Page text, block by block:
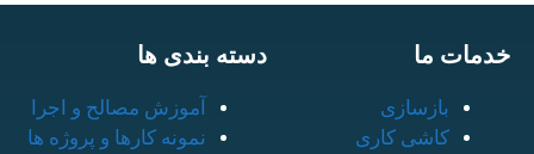
خدمات ما
بازسازی
کاشی کاری
دسته بندی ها
آموزش مصالح و اجرا
نمونه کارها و پروژه ها